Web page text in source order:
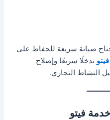
صيانة سريعة للحفاظ على
تدخلًا سريعًا وإصلاح
النشاط التجاري.
فيتو